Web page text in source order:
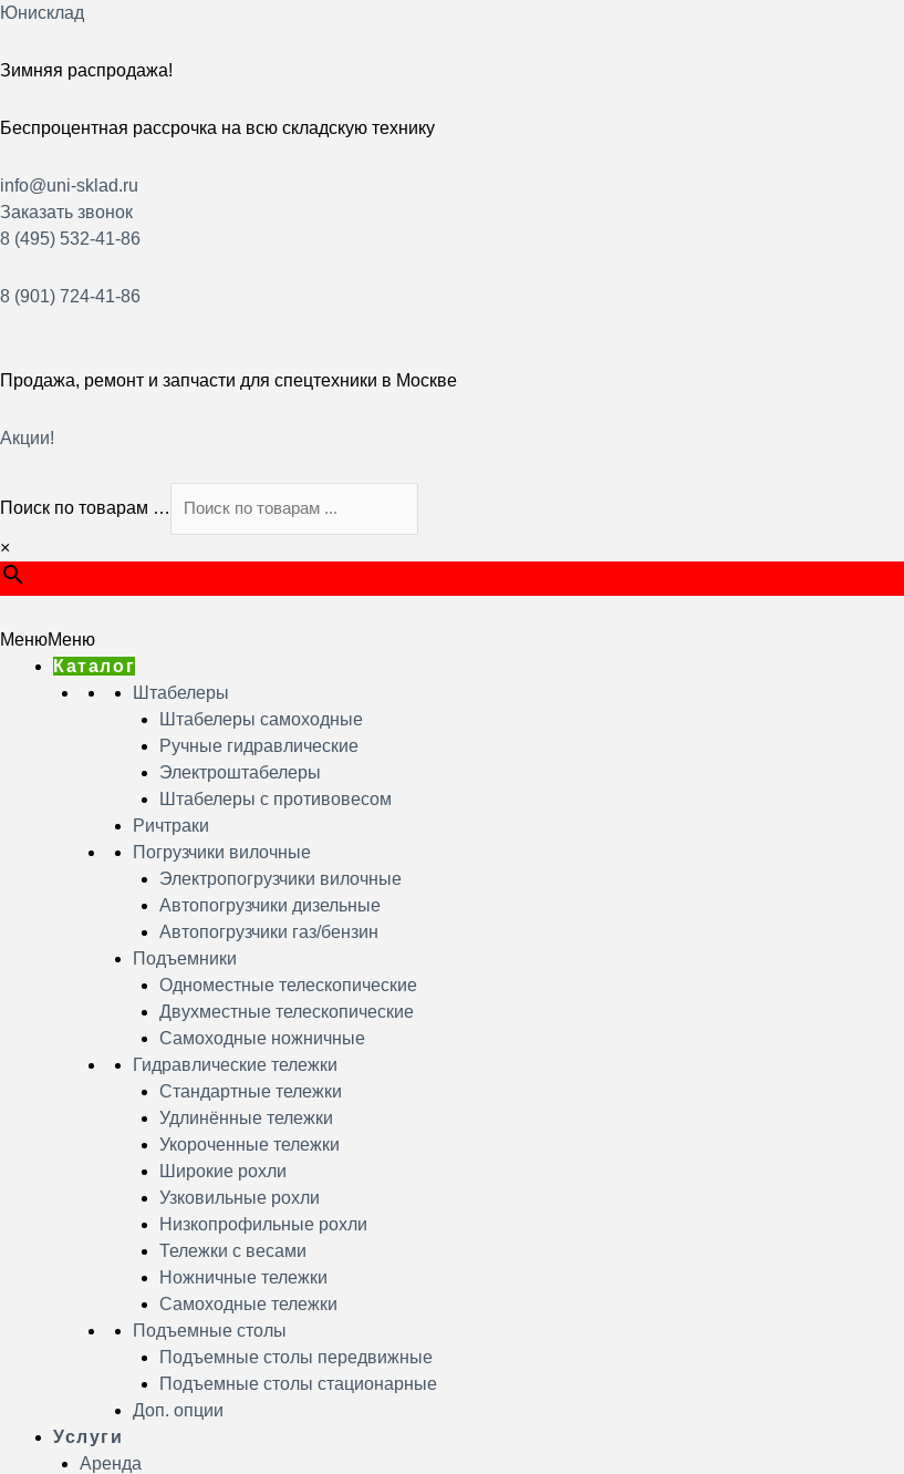
Перейти
содержимому
Юнисклад
Зимняя распродажа!
Беспроцентная рассрочка на всю складскую технику
info@uni-sklad.ru
Заказать звонок
8 (495) 532-41-86
8 (901) 724-41-86
Продажа, ремонт и запчасти для спецтехники в Москве
Акции!
Поиск по товарам …
×
МенюМеню
Каталог
Штабелеры
Штабелеры самоходные
Ручные гидравлические
Электроштабелеры
Штабелеры с противовесом
Ричтраки
Погрузчики вилочные
Электропогрузчики вилочные
Автопогрузчики дизельные
Автопогрузчики газ/бензин
Подъемники
Одноместные телескопические
Двухместные телескопические
Самоходные ножничные
Гидравлические тележки
Стандартные тележки
Удлинённые тележки
Укороченные тележки
Широкие рохли
Узковильные рохли
Низкопрофильные рохли
Тележки с весами
Ножничные тележки
Самоходные тележки
Подъемные столы
Подъемные столы передвижные
Подъемные столы стационарные
Доп. опции
Услуги
Аренда